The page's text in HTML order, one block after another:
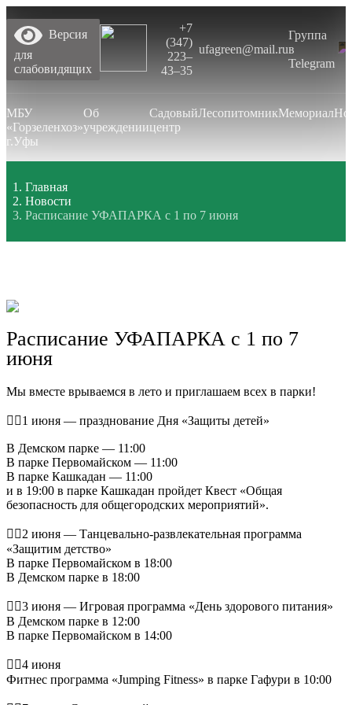
Версия
для
слабовидящих
+7
(347)
223‒
43‒35
ufagreen@mail.ru
Группа
в
Telegram
МБУ
«Горзеленхоз»
г.Уфы
Об
учреждении
Садовый
центр
ЛесопитомникМемориал
Главная
Новости
Расписание УФАПАРКА с 1 по 7 июня
Расписание УФАПАРКА с 1 по 7
июня
Мы вместе врываемся в лето и приглашаем всех в парки!
❤‍🔥1 июня — празднование Дня «Защиты детей»
В Демском парке — 11:00
В парке Первомайском — 11:00
В парке Кашкадан — 11:00
и в 19:00 в парке Кашкадан пройдет Квест «Общая
безопасность для общегородских мероприятий».
❤‍🔥2 июня — Танцевально-развлекательная программа
«Защитим детство»
В парке Первомайском в 18:00
В Демском парке в 18:00
❤‍🔥3 июня — Игровая программа «День здорового питания»
В Демском парке в 12:00
В парке Первомайском в 14:00
❤‍🔥4 июня
Фитнес программа «Jumping Fitness» в парке Гафури в 10:00